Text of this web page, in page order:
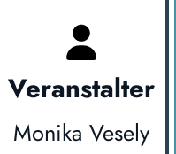
Veranstalter
Monika Vesely